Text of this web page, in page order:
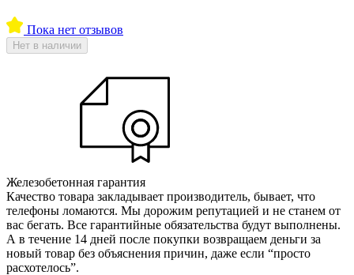
Пока нет отзывов
Нет в наличии
Железобетонная гарантия
Качество товара закладывает производитель, бывает, что
телефоны ломаются. Мы дорожим репутацией и не станем от
вас бегать. Все гарантийные обязательства будут выполнены.
А в течение 14 дней после покупки возвращаем деньги за
новый товар без объяснения причин, даже если “просто
расхотелось”.